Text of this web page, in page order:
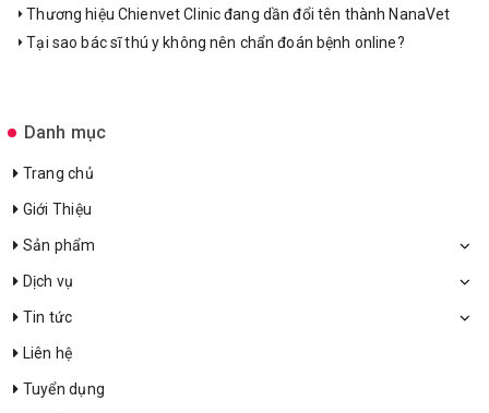
Thương hiệu Chienvet Clinic đang dần đổi tên thành NanaVet
Tại sao bác sĩ thú y không nên chẩn đoán bệnh online?
Danh mục
Trang chủ
Giới Thiệu
Sản phẩm
Dịch vụ
Tin tức
Liên hệ
Tuyển dụng